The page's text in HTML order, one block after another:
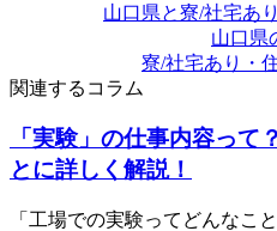
山口県と寮/社宅あ
山口県
寮/社宅あり・
関連するコラム
「実験」の仕事内容って
とに詳しく解説！
「工場での実験ってどんなこ